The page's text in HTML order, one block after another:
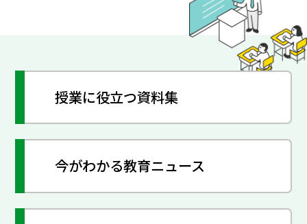
授業に役立つ資料集
今がわかる教育ニュース